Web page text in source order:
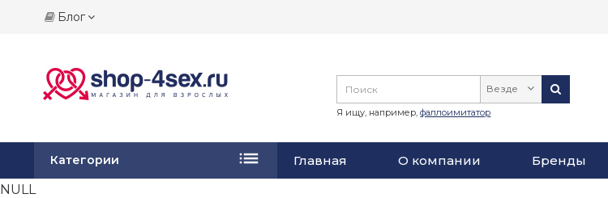
Блог
Везде
Я ищу, например,фаллоимитатор
Главная О компании Бренды
Категории
NULL